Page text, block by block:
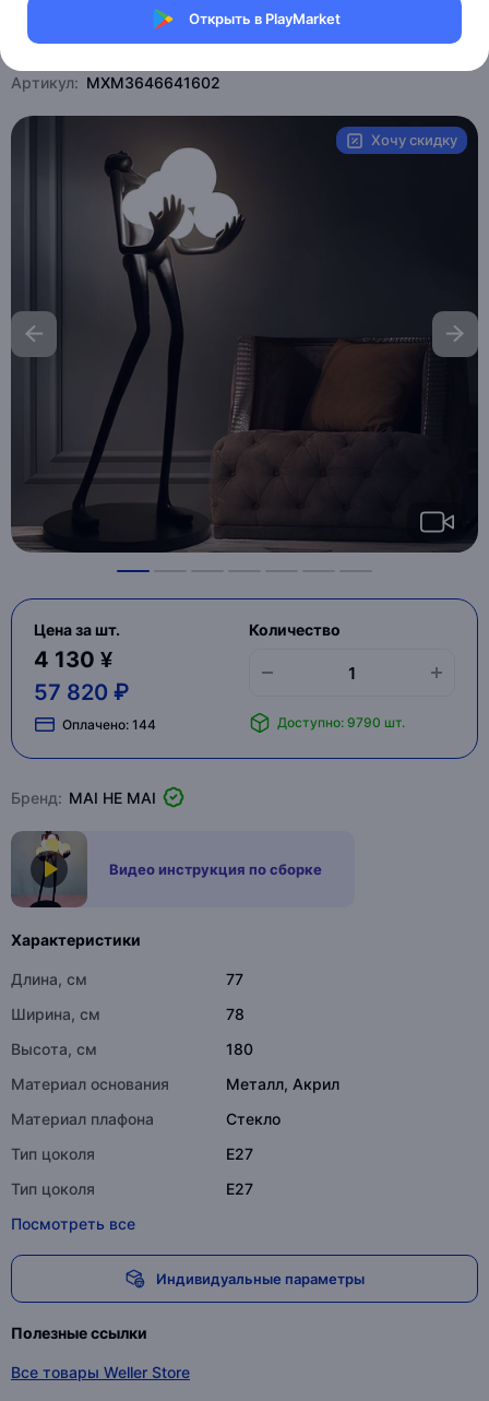
Открыть в PlayMarket
Магазин Weller Store
Артикул: MXM3646641602
Хочу скидку
Цена за шт.
4 130 ¥
57 820 ₽
Оплачено: 144
Количество
Доступно: 9790 шт.
Бренд: MAI HE MAI
Видео инструкция по сборке
Характеристики
Длина, см
77
Ширина, см
78
Высота, см
180
Материал основания
Металл, Акрил
Материал плафона
Стекло
Тип цоколя
E27
Тип цоколя
E27
Посмотреть все
Индивидуальные параметры
Полезные ссылки
Все товары Weller Store